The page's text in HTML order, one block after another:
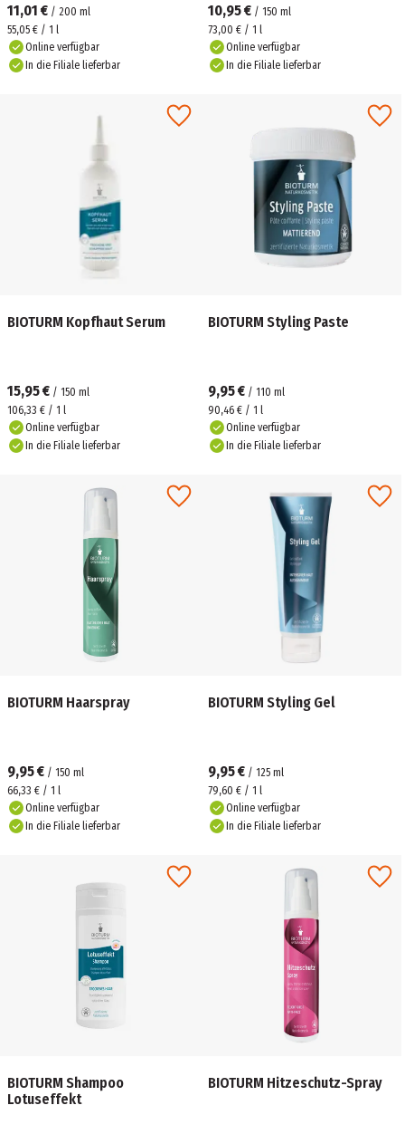
11,01 € / 200 ml
55,05 € / 1 l
Online verfügbar
In die Filiale lieferbar
10,95 € / 150 ml
73,00 € / 1 l
Online verfügbar
In die Filiale lieferbar
BIOTURM Kopfhaut Serum
15,95 € / 150 ml
106,33 € / 1 l
Online verfügbar
In die Filiale lieferbar
BIOTURM Styling Paste
9,95 € / 110 ml
90,46 € / 1 l
Online verfügbar
In die Filiale lieferbar
BIOTURM Haarspray
9,95 € / 150 ml
66,33 € / 1 l
Online verfügbar
In die Filiale lieferbar
BIOTURM Styling Gel
9,95 € / 125 ml
79,60 € / 1 l
Online verfügbar
In die Filiale lieferbar
BIOTURM Shampoo
Lotuseffekt
BIOTURM Hitzeschutz-Spray